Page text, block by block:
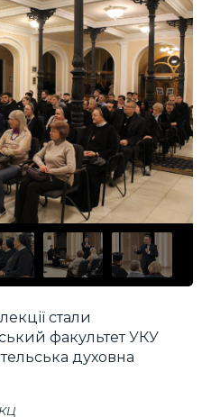
стали
факультет УКУ
духовна